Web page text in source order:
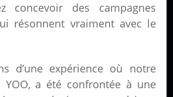
concevoir des campagnes
résonnent vraiment avec le
d’une expérience où notre
YOO, a été confrontée à une